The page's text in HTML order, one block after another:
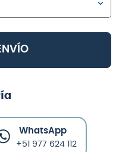
WhatsApp
+51 977 624 112